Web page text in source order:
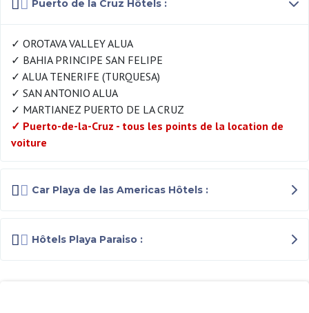
Puerto de la Cruz Hôtels :
✓ OROTAVA VALLEY ALUA
✓ BAHIA PRINCIPE SAN FELIPE
✓ ALUA TENERIFE (TURQUESA)
✓ SAN ANTONIO ALUA
✓ MARTIANEZ PUERTO DE LA CRUZ
✓ Puerto-de-la-Cruz - tous les points de la location de
voiture
Car Playa de las Americas Hôtels :
Hôtels Playa Paraiso :